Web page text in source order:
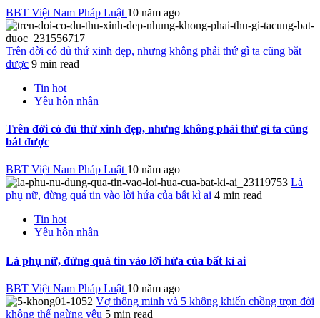
BBT Việt Nam Pháp Luật 10 năm ago
Trên đời có đủ thứ xinh đẹp, nhưng không phải thứ gì ta cũng bắt
được 9 min read
Tin hot
Yêu hôn nhân
Trên đời có đủ thứ xinh đẹp, nhưng không phải thứ gì ta cũng
bắt được
BBT Việt Nam Pháp Luật 10 năm ago
Là
phụ nữ, đừng quá tin vào lời hứa của bất kì ai 4 min read
Tin hot
Yêu hôn nhân
Là phụ nữ, đừng quá tin vào lời hứa của bất kì ai
BBT Việt Nam Pháp Luật 10 năm ago
Vợ thông minh và 5 không khiến chồng trọn đời
không thể ngừng yêu 5 min read